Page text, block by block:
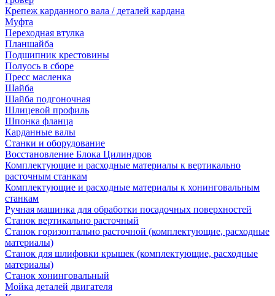
Крепеж карданного вала / деталей кардана
Муфта
Переходная втулка
Планшайба
Подшипник крестовины
Полуось в сборе
Пресс масленка
Шайба
Шайба подгоночная
Шлицевой профиль
Шпонка фланца
Карданные валы
Станки и оборудование
Восстановление Блока Цилиндров
Комплектующие и расходные материалы к вертикально
расточным станкам
Комплектующие и расходные материалы к хонинговальным
станкам
Ручная машинка для обработки посадочных поверхностей
Станок вертикально расточный
Станок горизонтально расточной (комплектующие, расходные
материалы)
Станок для шлифовки крышек (комплектующие, расходные
материалы)
Станок хонинговальный
Мойка деталей двигателя